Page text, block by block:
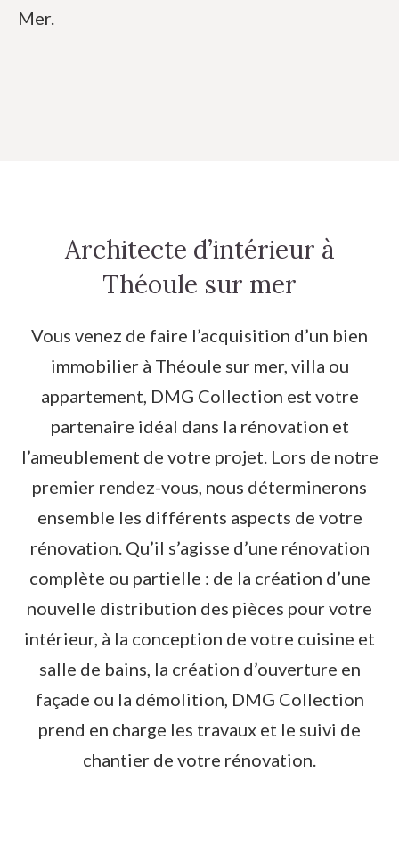
Mer.
Architecte d’intérieur à
Théoule sur mer
Vous venez de faire l’acquisition d’un bien
immobilier à Théoule sur mer, villa ou
appartement, DMG Collection est votre
partenaire idéal dans la rénovation et
l’ameublement de votre projet. Lors de notre
premier rendez-vous, nous déterminerons
ensemble les différents aspects de votre
rénovation. Qu’il s’agisse d’une rénovation
complète ou partielle : de la création d’une
nouvelle distribution des pièces pour votre
intérieur, à la conception de votre cuisine et
salle de bains, la création d’ouverture en
façade ou la démolition, DMG Collection
prend en charge les travaux et le suivi de
chantier de votre rénovation.